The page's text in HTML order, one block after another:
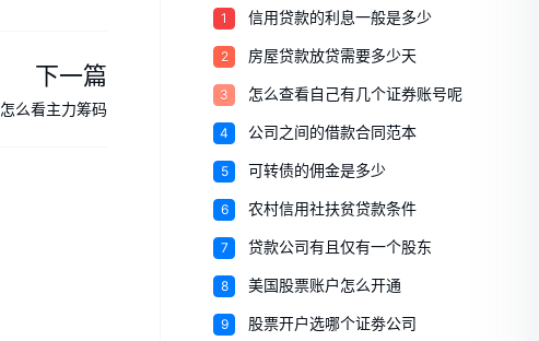
下一篇
怎么看主力筹码
1 信用贷款的利息一般是多少
2 房屋贷款放贷需要多少天
3 怎么查看自己有几个证券账号呢
4 公司之间的借款合同范本
5 可转债的佣金是多少
6 农村信用社扶贫贷款条件
7 贷款公司有且仅有一个股东
8 美国股票账户怎么开通
9 股票开户选哪个证劵公司